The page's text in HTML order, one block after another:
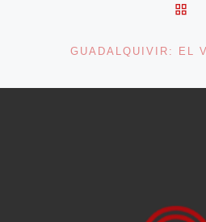
GUADALQUIVIR: EL